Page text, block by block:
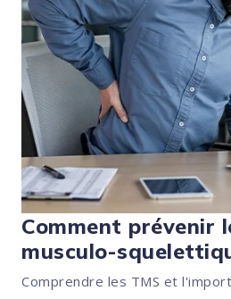
Comment prévenir
musculo-
Comprendre les TMS et